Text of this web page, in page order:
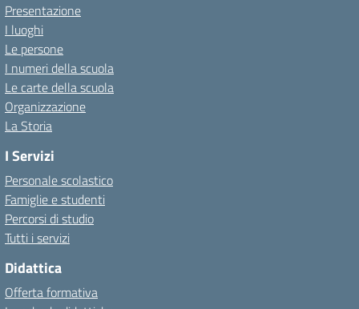
Presentazione
I luoghi
Le persone
I numeri della scuola
Le carte della scuola
Organizzazione
La Storia
I Servizi
Personale scolastico
Famiglie e studenti
Percorsi di studio
Tutti i servizi
Didattica
Offerta formativa